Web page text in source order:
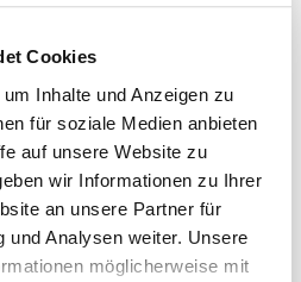
Cookies
Inhalte und Anzeigen zu
für soziale Medien anbieten
auf unsere Website zu
wir Informationen zu Ihrer
an unsere Partner für
und Analysen weiter. Unsere
möglicherweise mit
Konfigurator